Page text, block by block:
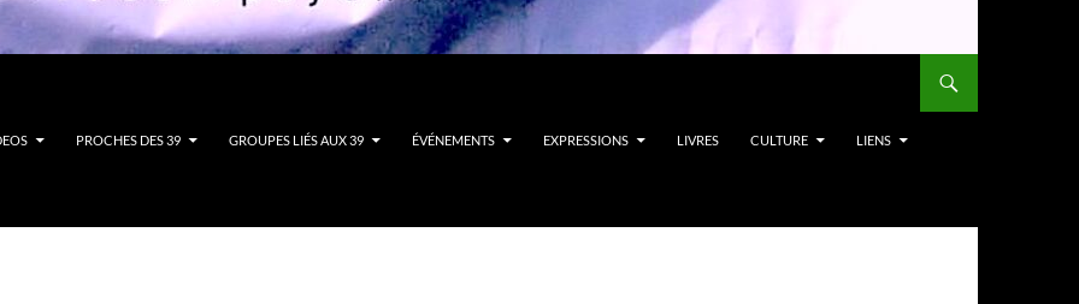
PROCHES DES 39 GROUPES LIÉS AUX 39 ÉVÉNEMENTS EXPRESSIONS LIVRES CULTURE LIENS